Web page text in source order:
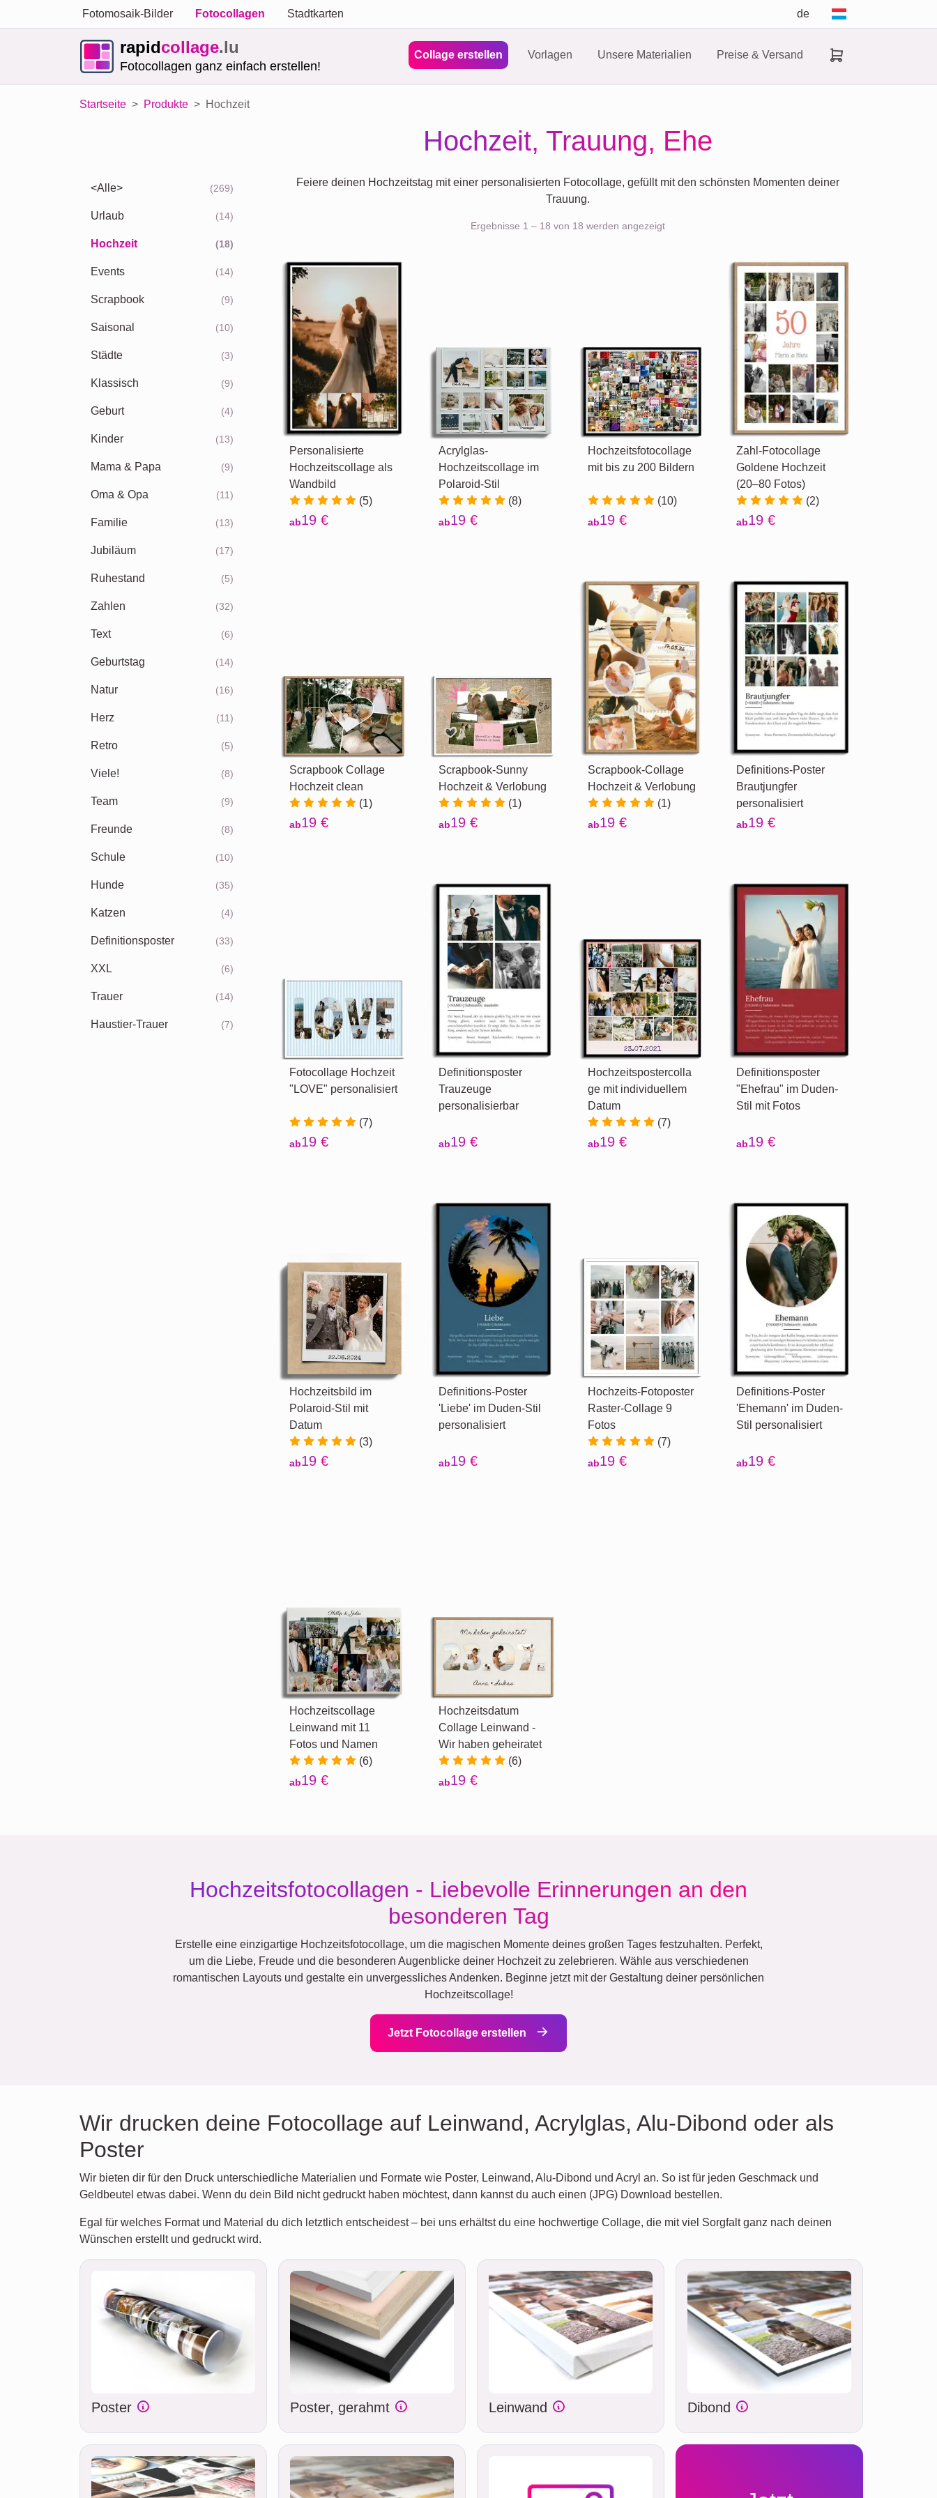
Fotomosaik-Bilder Fotocollagen Stadtkarten de
rapidcollage.lu
Fotocollagen ganz einfach erstellen!
Collage erstellen Vorlagen Unsere Materialien Preise & Versand
Startseite Produkte Hochzeit
Hochzeit, Trauung, Ehe
<Alle> (269)
Urlaub (14)
Hochzeit (18)
Events (14)
Scrapbook (9)
Saisonal (10)
Städte (3)
Klassisch (9)
Geburt (4)
Kinder (13)
Mama & Papa (9)
Oma & Opa (11)
Familie (13)
Jubiläum (17)
Ruhestand (5)
Zahlen (32)
Text (6)
Geburtstag (14)
Natur (16)
Herz (11)
Retro (5)
Viele! (8)
Team (9)
Freunde (8)
Schule (10)
Hunde (35)
Katzen (4)
Definitionsposter (33)
XXL (6)
Trauer (14)
Haustier-Trauer (7)
Feiere deinen Hochzeitstag mit einer personalisierten Fotocollage, gefüllt mit den schönsten Momenten deiner
Trauung.
Ergebnisse 1 – 18 von 18 werden angezeigt
Personalisierte
Hochzeitscollage als
Wandbild
(5)
ab19 €
Acrylglas-
Hochzeitscollage im
Polaroid-Stil
(8)
ab19 €
Hochzeitsfotocollage
mit bis zu 200 Bildern
(10)
ab19 €
Zahl-Fotocollage
Goldene Hochzeit
(20–80 Fotos)
(2)
ab19 €
Scrapbook Collage
Hochzeit clean
(1)
ab19 €
Scrapbook-Sunny
Hochzeit & Verlobung
(1)
ab19 €
Scrapbook-Collage
Hochzeit & Verlobung
(1)
ab19 €
Definitions-Poster
Brautjungfer
personalisiert
ab19 €
Fotocollage Hochzeit
"LOVE" personalisiert
(7)
ab19 €
Definitionsposter
Trauzeuge
personalisierbar
ab19 €
Hochzeitspostercolla
ge mit individuellem
Datum
(7)
ab19 €
Definitionsposter
"Ehefrau" im Duden-
Stil mit Fotos
ab19 €
Hochzeitsbild im
Polaroid-Stil mit
Datum
(3)
ab19 €
Definitions-Poster
'Liebe' im Duden-Stil
personalisiert
ab19 €
Hochzeits-Fotoposter
Raster-Collage 9
Fotos
(7)
ab19 €
Definitions-Poster
'Ehemann' im Duden-
Stil personalisiert
ab19 €
Hochzeitscollage
Leinwand mit 11
Fotos und Namen
(6)
ab19 €
Hochzeitsdatum
Collage Leinwand -
Wir haben geheiratet
(6)
ab19 €
Hochzeitsfotocollagen - Liebevolle Erinnerungen an den
besonderen Tag
Erstelle eine einzigartige Hochzeitsfotocollage, um die magischen Momente deines großen Tages festzuhalten. Perfekt,
um die Liebe, Freude und die besonderen Augenblicke deiner Hochzeit zu zelebrieren. Wähle aus verschiedenen
romantischen Layouts und gestalte ein unvergessliches Andenken. Beginne jetzt mit der Gestaltung deiner persönlichen
Hochzeitscollage!
Jetzt Fotocollage erstellen
Wir drucken deine Fotocollage auf Leinwand, Acrylglas, Alu-Dibond oder als
Poster
Wir bieten dir für den Druck unterschiedliche Materialien und Formate wie Poster, Leinwand, Alu-Dibond und Acryl an. So ist für jeden Geschmack und
Geldbeutel etwas dabei. Wenn du dein Bild nicht gedruckt haben möchtest, dann kannst du auch einen (JPG) Download bestellen.
Egal für welches Format und Material du dich letztlich entscheidest – bei uns erhältst du eine hochwertige Collage, die mit viel Sorgfalt ganz nach deinen
Wünschen erstellt und gedruckt wird.
Poster Poster, gerahmt Leinwand Dibond